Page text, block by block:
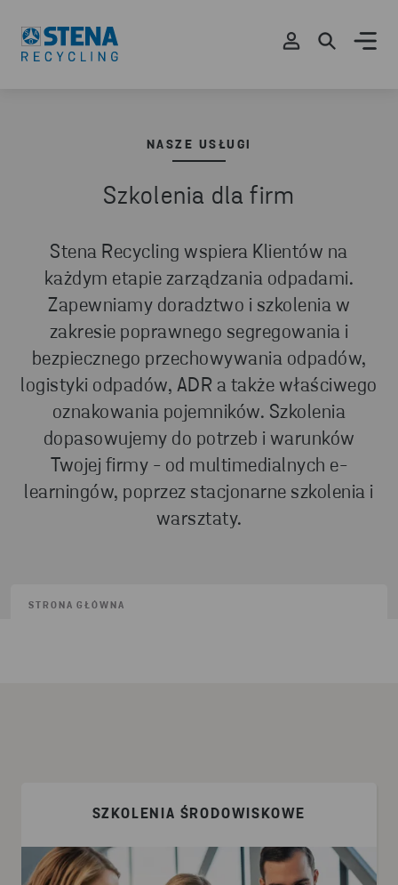
NASZE USŁUGI
Szkolenia dla firm
Stena Recycling wspiera Klientów na
każdym etapie zarządzania odpadami.
Zapewniamy doradztwo i szkolenia w
zakresie poprawnego segregowania i
bezpiecznego przechowywania odpadów,
logistyki odpadów, ADR a także właściwego
oznakowania pojemników. Szkolenia
dopasowujemy do potrzeb i warunków
Twojej firmy - od multimedialnych e-
learningów, poprzez stacjonarne szkolenia i
warsztaty.
STRONA GŁÓWNA
SZKOLENIA ŚRODOWISKOWE